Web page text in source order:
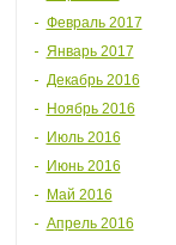
Февраль 2017
Январь 2017
Декабрь 2016
Ноябрь 2016
Июль 2016
Июнь 2016
Май 2016
Апрель 2016